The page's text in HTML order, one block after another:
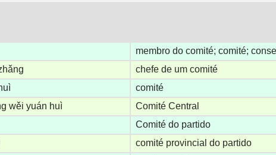
membro do comité; comité;
chefe de um comité
comité
wěi yuán huì
Comité Central
Comité do partido
comité provincial do partido